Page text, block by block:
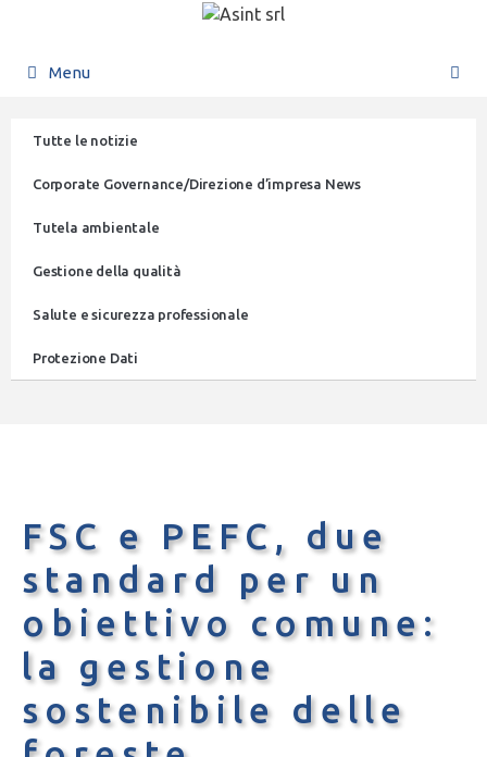
Menu
Tutte le notizie
Corporate Governance/Direzione d’impresa News
Tutela ambientale
Gestione della qualità
Salute e sicurezza professionale
Protezione Dati
FSC e PEFC, due
standard per un
obiettivo comune:
la gestione
sostenibile delle